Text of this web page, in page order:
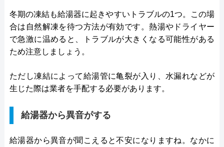
冬期の凍結も給湯器に起きやすいトラブルの1つ。この場
合は自然解凍を待つ方法が有効です。熱湯やドライヤー
で急激に温めると、トラブルが大きくなる可能性がある
ため注意しましょう。
ただし凍結によって給湯管に亀裂が入り、水漏れなどが
生じた際は業者を手配する必要があります。
給湯器から異音がする
給湯器から異音が聞こえると不安になりますね。なかに